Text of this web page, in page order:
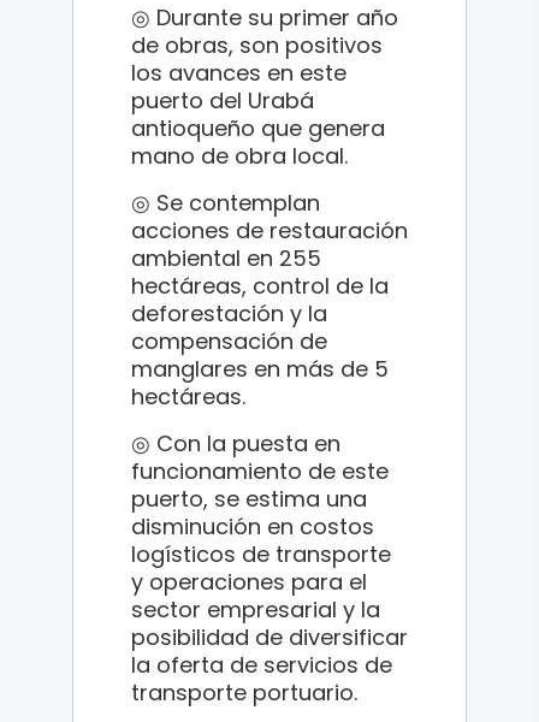
◎ Durante su primer año
de obras, son positivos
los avances en este
puerto del Urabá
antioqueño que genera
mano de obra local.
◎ Se contemplan
acciones de restauración
ambiental en 255
hectáreas, control de la
deforestación y la
compensación de
manglares en más de 5
hectáreas.
◎ Con la puesta en
funcionamiento de este
puerto, se estima una
disminución en costos
logísticos de transporte
y operaciones para el
sector empresarial y la
posibilidad de diversificar
la oferta de servicios de
transporte portuario.